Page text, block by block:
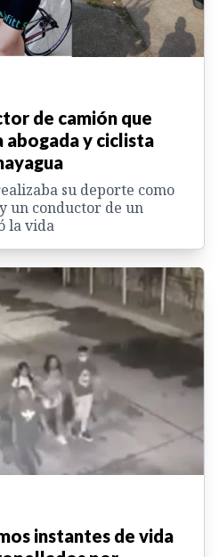
de camión que
y ciclista
su deporte como
un conductor de un
la vida
instantes de vida